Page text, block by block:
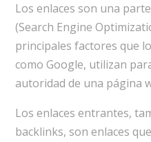
Los enlaces son una
(Search Engine
principales factores que
como Google, utilizan
autoridad de una página
Los enlaces entrantes,
backlinks, son enlaces